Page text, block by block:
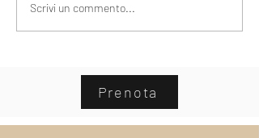
Scrivi un commento...
Prenota